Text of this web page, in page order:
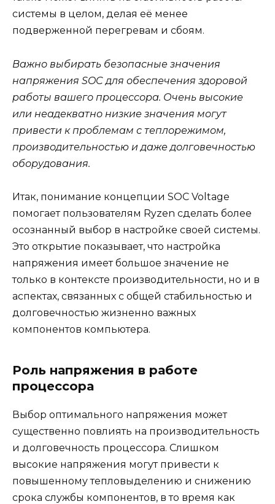
системы в целом, делая её менее
подверженной перегревам и сбоям.
Важно выбирать безопасные значения
напряжения SOC для обеспечения здоровой
работы вашего процессора. Очень высокие
или неадекватно низкие значения могут
привести к проблемам с теплорежимом,
производительностью и даже долговечностью
оборудования.
Итак, понимание концепции SOC Voltage
помогает пользователям Ryzen сделать более
осознанный выбор в настройке своей системы.
Это открытие показывает, что настройка
напряжения имеет большое значение не
только в контексте производительности, но и в
аспектах, связанных с общей стабильностью и
долговечностью жизненно важных
компонентов компьютера.
Роль напряжения в работе
процессора
Выбор оптимального напряжения может
существенно повлиять на производительность
и долговечность процессора. Слишком
высокие напряжения могут привести к
повышенному тепловыделению и снижению
срока службы компонентов, в то время как